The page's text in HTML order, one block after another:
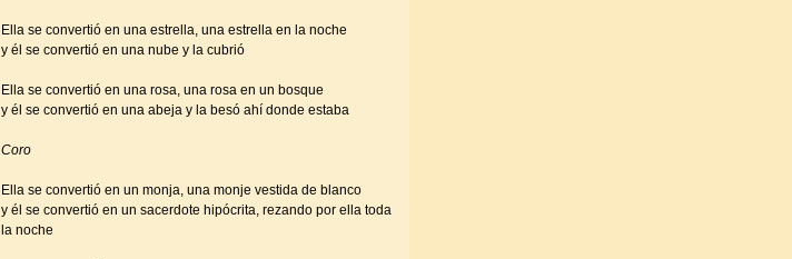
Ella se convertió en una estrella, una estrella en la noche
y él se convertió en una nube y la cubrió
Ella se convertió en una rosa, una rosa en un bosque
y él se convertió en una abeja y la besó ahí donde estaba
Coro
Ella se convertió en un monja, una monje vestida de blanco
y él se convertió en un sacerdote hipócrita, rezando por ella toda
la noche